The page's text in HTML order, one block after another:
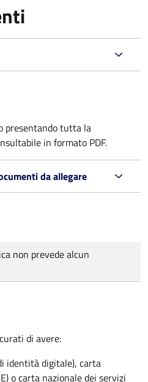
presentando tutta la
in formato PDF.
da allegare
non prevede alcun
di avere:
identità digitale), carta
o carta nazionale dei servizi